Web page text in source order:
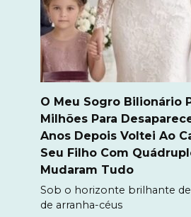
O Meu Sogro Bilionário
Milhões Para
Anos Depois Voltei Ao
Seu Filho Com
Mudaram Tudo
Sob o horizonte brilhante
de arranha-céus